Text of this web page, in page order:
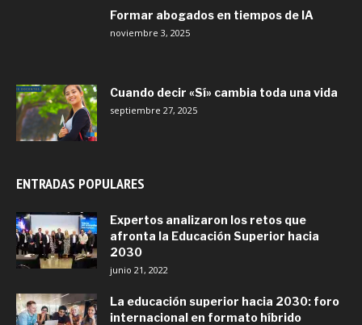
Formar abogados en tiempos de IA
noviembre 3, 2025
Cuando decir «Sí» cambia toda una vida
septiembre 27, 2025
ENTRADAS POPULARES
Expertos analizaron los retos que
afronta la Educación Superior hacia
2030
junio 21, 2022
La educación superior hacia 2030: foro
internacional en formato híbrido